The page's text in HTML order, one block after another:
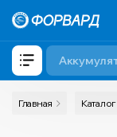
Главная Каталог